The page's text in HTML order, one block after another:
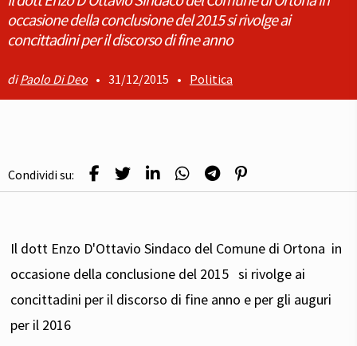
occasione della conclusione del 2015 si rivolge ai
concittadini per il discorso di fine anno
Paolo Di Deo • 31/12/2015 • Politica
Condividi su:
Il dott Enzo D'Ottavio Sindaco del Comune di Ortona in
occasione della conclusione del 2015 si rivolge ai
concittadini per il discorso di fine anno e per gli auguri
per il 2016